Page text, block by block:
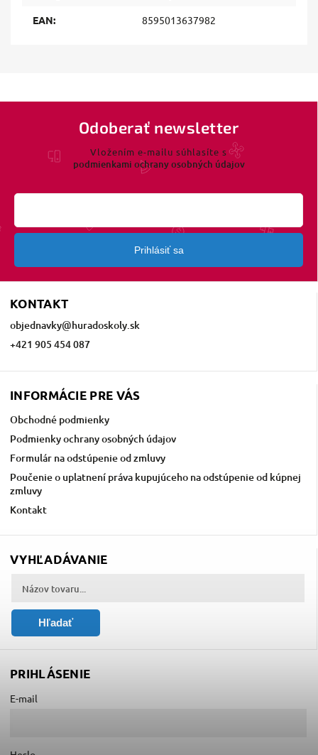
EAN: 8595013637982
KONTAKT
objednavky@huradoskoly.sk
+421 905 454 087
INFORMÁCIE PRE VÁS
Obchodné podmienky
Podmienky ochrany osobných údajov
Formulár na odstúpenie od zmluvy
Poučenie o uplatnení práva kupujúceho na odstúpenie od kúpnej
zmluvy
Kontakt
Odoberať newsletter
Vložením e-mailu súhlasíte s
podmienkami ochrany osobných údajov
Prihlásiť sa
VYHĽADÁVANIE
Hľadať
PRIHLÁSENIE
E-mail